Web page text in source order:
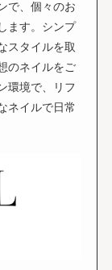
で、個々のお
ます。シンプ
スタイルを取
のネイルをご
環境で、リフ
ネイルで日常